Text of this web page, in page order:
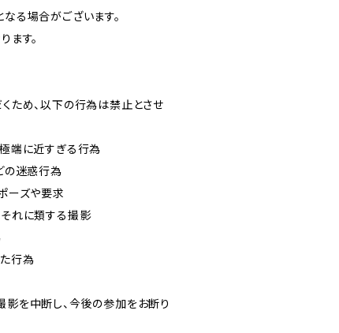
る場合がございます。
ます。
ため、以下の行為は禁止とさせ
端に近すぎる行為
の迷惑行為
ーズや要求
それに類する撮影
行為
を中断し、今後の参加をお断り